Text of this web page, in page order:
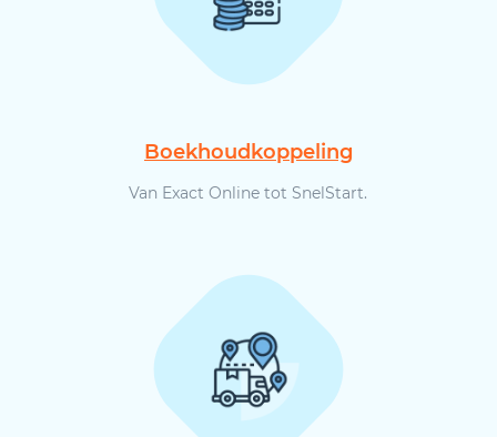
Boekhoudkoppeling
Van Exact Online tot SnelStart.